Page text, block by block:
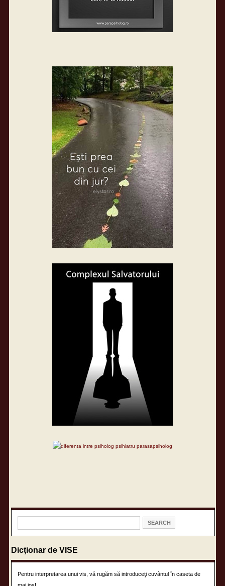
Dicţionar de VISE
Pentru interpretarea unui vis, vă rugăm să introduceţi cuvântul în caseta de